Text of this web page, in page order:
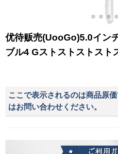
优待贩売(UooGo)5.0イン
ブル4 Gストストストスト
ここで表示されるのは商品原
はお問い合わせください。